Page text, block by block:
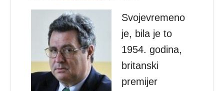
Svojevremeno
je, bila je to
1954. godina,
britanski
premijer